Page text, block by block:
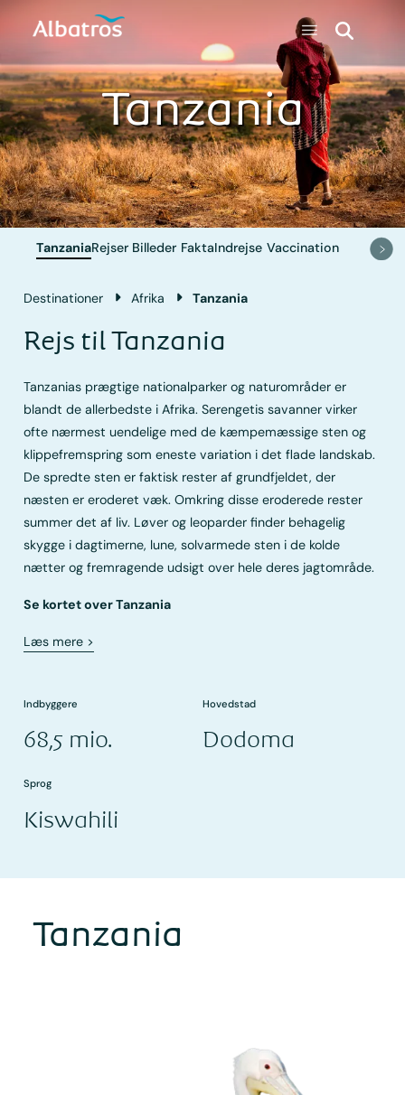
Tanzania
TanzaniaRejser Billeder FaktaIndrejse Vaccination
Destinationer Afrika Tanzania
Rejs til Tanzania
Tanzanias prægtige nationalparker og naturområder er
blandt de allerbedste i Afrika. Serengetis savanner virker
ofte nærmest uendelige med de kæmpemæssige sten og
klippefremspring som eneste variation i det flade landskab.
De spredte sten er faktisk rester af grundfjeldet, der
næsten er eroderet væk. Omkring disse eroderede rester
summer det af liv. Løver og leoparder finder behagelig
skygge i dagtimerne, lune, solvarmede sten i de kolde
nætter og fremragende udsigt over hele deres jagtområde.
Se kortet over Tanzania
Læs mere >
Indbyggere
68,5 mio.
Hovedstad
Dodoma
Sprog
Kiswahili
Tanzania